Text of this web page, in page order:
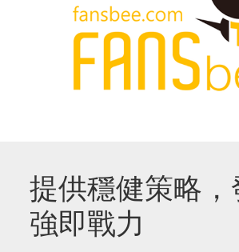
提供穩健策略，
強即戰力